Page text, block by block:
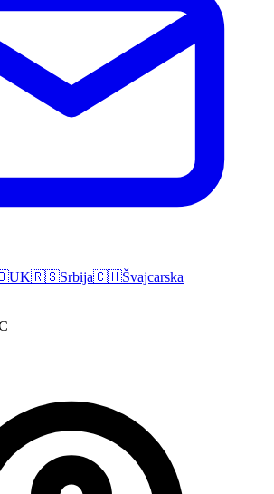
UK🇷🇸Srbija🇨🇭Švajcarska